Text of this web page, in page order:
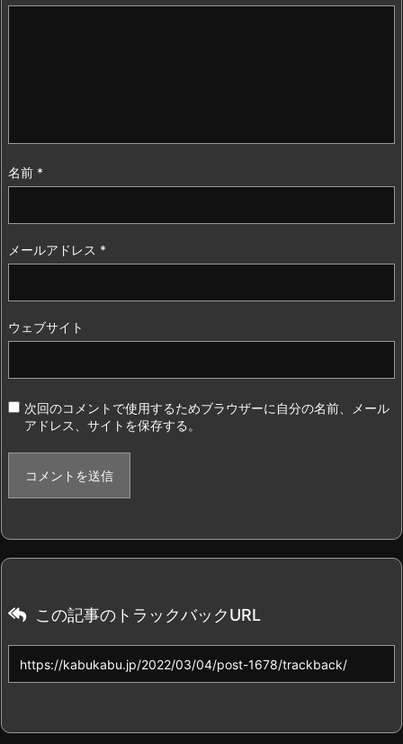
名前 *
メールアドレス *
ウェブサイト
次回のコメントで使用するためブラウザーに自分の名前、メール
アドレス、サイトを保存する。
この記事のトラックバックURL